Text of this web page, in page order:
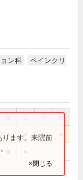
ン科
ペインクリ
祝
● ●
ります。来院前
×閉じる